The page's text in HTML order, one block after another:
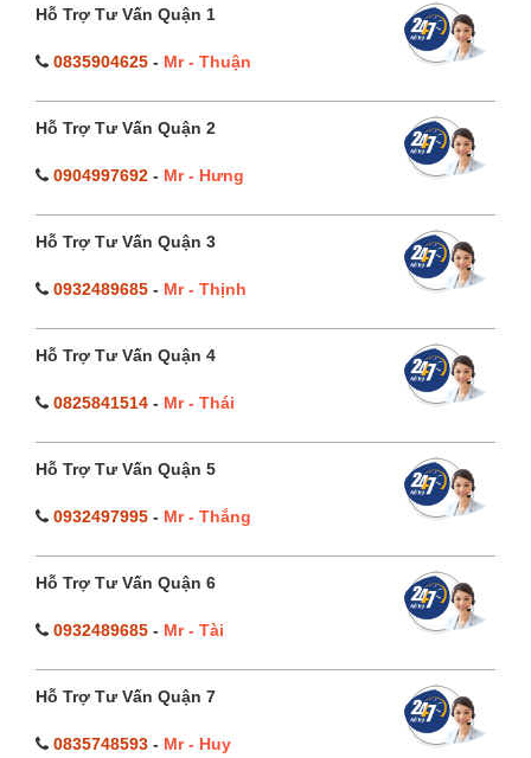
Hỗ Trợ Tư Vấn Quận 1
0835904625 - Mr - Thuận
Hỗ Trợ Tư Vấn Quận 2
0904997692 - Mr - Hưng
Hỗ Trợ Tư Vấn Quận 3
0932489685 - Mr - Thịnh
Hỗ Trợ Tư Vấn Quận 4
0825841514 - Mr - Thái
Hỗ Trợ Tư Vấn Quận 5
0932497995 - Mr - Thắng
Hỗ Trợ Tư Vấn Quận 6
0932489685 - Mr - Tài
Hỗ Trợ Tư Vấn Quận 7
0835748593 - Mr - Huy